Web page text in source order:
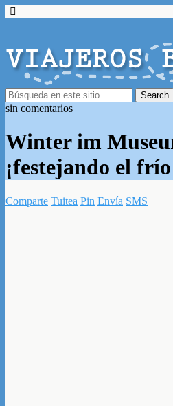
sin comentarios
Winter im
¡festejando el
Comparte Tuitea Pin Envía SMS